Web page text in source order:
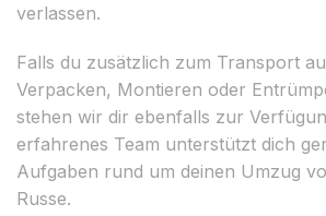
verlassen.
Falls du zusätzlich zum Transport
Verpacken, Montieren oder
stehen wir dir ebenfalls zur
erfahrenes Team unterstützt dich
Aufgaben rund um deinen Umzug
Russe.